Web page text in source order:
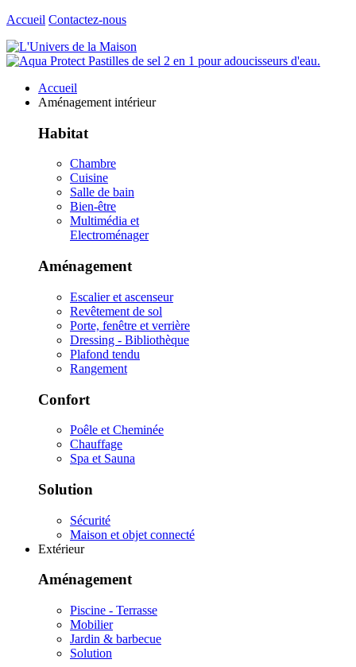
Accueil Contactez-nous
Accueil
Aménagement intérieur
Habitat
Chambre
Cuisine
Salle de bain
Bien-être
Multimédia et
Electroménager
Aménagement
Escalier et ascenseur
Revêtement de sol
Porte, fenêtre et verrière
Dressing - Bibliothèque
Plafond tendu
Rangement
Confort
Poêle et Cheminée
Chauffage
Spa et Sauna
Solution
Sécurité
Maison et objet connecté
Extérieur
Aménagement
Piscine - Terrasse
Mobilier
Jardin & barbecue
Solution